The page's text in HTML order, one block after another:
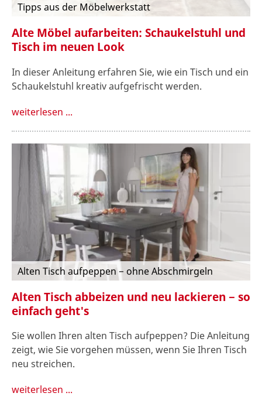
Tipps aus der Möbelwerkstatt
Alte Möbel aufarbeiten: Schaukelstuhl und
Tisch im neuen Look
In dieser Anleitung erfahren Sie, wie ein Tisch und ein
Schaukelstuhl kreativ aufgefrischt werden.
weiterlesen ...
Alten Tisch aufpeppen − ohne Abschmirgeln
Alten Tisch abbeizen und neu lackieren − so
einfach geht's
Sie wollen Ihren alten Tisch aufpeppen? Die Anleitung
zeigt, wie Sie vorgehen müssen, wenn Sie Ihren Tisch
neu streichen.
weiterlesen ...